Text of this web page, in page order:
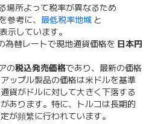
場所よって税率が異なるため
参考に、 最低税率地域 と
示しています。
為替レートで現地通貨価格を 日本円
の税込発売価格であり、最新の価格
ップル製品の価格は米ドルを基準
貨がドルに対して大きく下落する
あります。特に、トルコは長期的
が頻繁に行われています。